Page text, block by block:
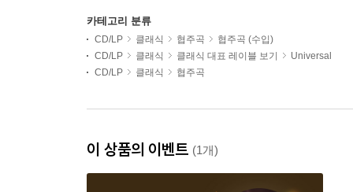
카테고리 분류
CD/LP 클래식 협주곡
협주곡 (수입)
CD/LP
클래식 클래식 대표 레이블 보기
Universal
CD/LP
클래식 협주곡
이 상품의 이벤트 (1개)